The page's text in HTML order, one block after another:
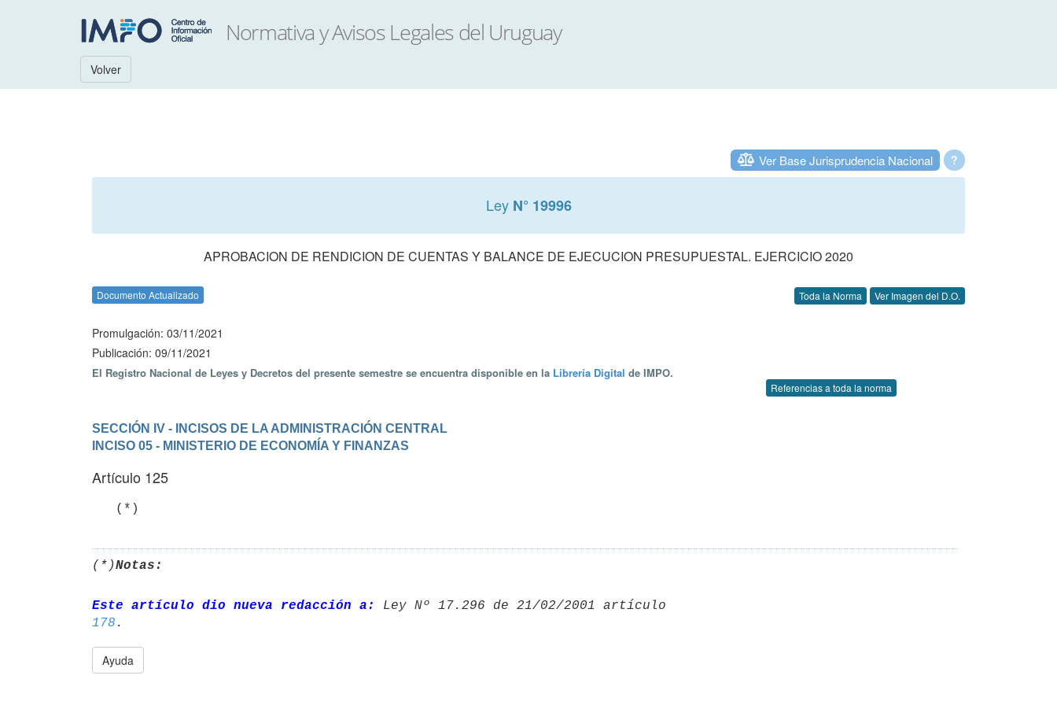
Volver
?
Ver Base Jurisprudencia Nacional
Ley N° 19996
APROBACION DE RENDICION DE CUENTAS Y BALANCE DE EJECUCION PRESUPUESTAL. EJERCICIO 2020
Documento Actualizado Toda la Norma Ver Imagen del D.O.
Promulgación: 03/11/2021
Publicación: 09/11/2021
El Registro Nacional de Leyes y Decretos del presente semestre se encuentra disponible en la Librería Digital de IMPO.
Referencias a toda la norma
SECCIÓN IV - INCISOS DE LA ADMINISTRACIÓN CENTRAL
INCISO 05 - MINISTERIO DE ECONOMÍA Y FINANZAS
Artículo 125
   (*)
(*)Notas:
Este artículo dio nueva redacción a:
178
Ayuda